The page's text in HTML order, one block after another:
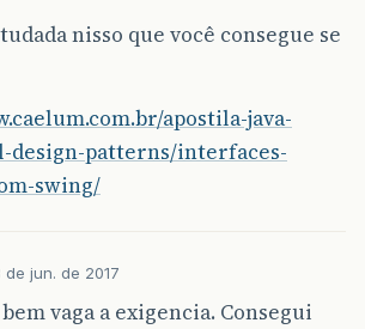
nisso que você consegue se
apostila-java-
design-patterns/interfaces-
swing/
de jun. de 2017
vaga a exigencia. Consegui